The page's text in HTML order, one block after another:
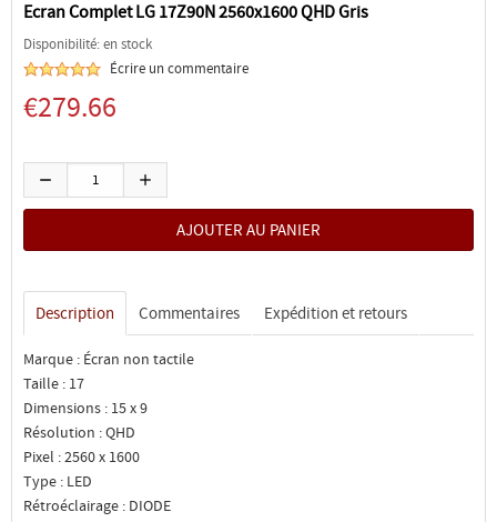
Ecran Complet LG 17Z90N 2560x1600 QHD Gris
Disponibilité: en stock
Écrire un commentaire
€279.66
Description Commentaires Expédition et retours
Marque : Écran non tactile
Taille : 17
Dimensions : 15 x 9
Résolution : QHD
Pixel : 2560 x 1600
Type : LED
Rétroéclairage : DIODE